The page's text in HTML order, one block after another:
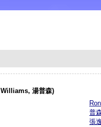
湯普森)
普
張